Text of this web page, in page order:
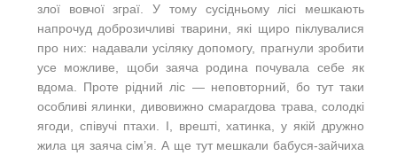
злої вовчої зграї. У тому сусідньому лісі мешкають
напрочуд доброзичливі тварини, які щиро піклувалися
про них: надавали усіляку допомогу, прагнули зробити
усе можливе, щоби заяча родина почувала себе як
вдома. Проте рідний ліс — неповторний, бо тут таки
особливі ялинки, дивовижно смарагдова трава, солодкі
ягоди, співучі птахи. І, врешті, хатинка, у якій дружно
жила ця заяча сім’я. А ще тут мешкали бабуся-зайчиха